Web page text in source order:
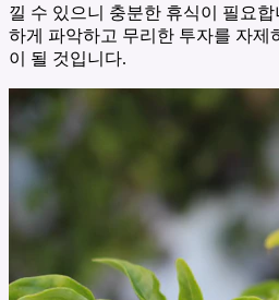
낄 수 있으니 충분한 휴식이 필요
하게 파악하고 무리한 투자를 자제
이 될 것입니다.